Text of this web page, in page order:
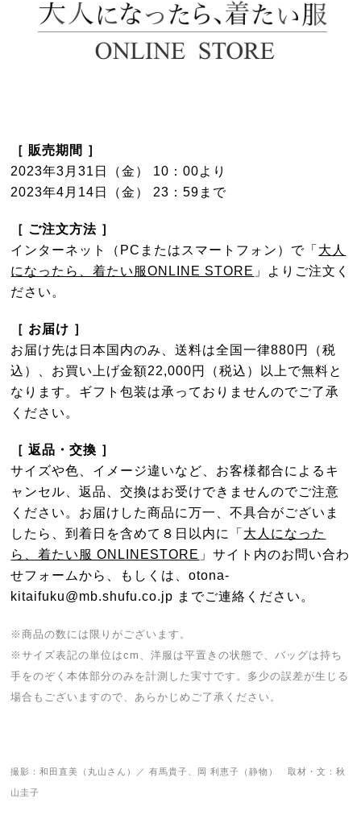
［ 販売期間 ］
2023年3月31日（金） 10：00より
2023年4月14日（金） 23：59まで
［ ご注文方法 ］
インターネット（PCまたはスマートフォン）で「大人
になったら、着たい服ONLINE STORE 」よりご注文く
ださい。
［ お届け ］
お届け先は日本国内のみ、送料は全国一律880円（税
込）、お買い上げ金額22,000円（税込）以上で無料と
なります。ギフト包装は承っておりませんのでご了承
ください。
［ 返品・交換 ］
サイズや色、イメージ違いなど、お客様都合によるキ
ャンセル、返品、交換はお受けできませんのでご注意
ください。お届けした商品に万一、不具合がございま
したら、到着日を含めて８日以内に「大人になった
ら、着たい服 ONLINESTORE 」サイト内のお問い合わ
せフォームから、もしくは、otona-
kitaifuku@mb.shufu.co.jp までご連絡ください。
※商品の数には限りがございます。
※サイズ表記の単位はcm、洋服は平置きの状態で、バッグは持ち
手をのぞく本体部分のみを計測した実寸です。多少の誤差が生じる
場合もございますので、あらかじめご了承ください。
撮影：和田直美（丸山さん）／ 有馬貴子、岡 利恵子（静物） 取材・文：秋
山圭子